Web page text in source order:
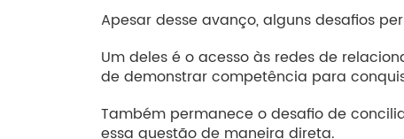
Apesar desse avanço, alguns desafios
Um deles é o acesso às redes de
de demonstrar competência para
Também permanece o desafio de
essa questão de maneira direta.